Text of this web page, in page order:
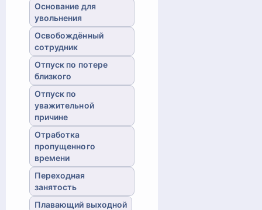
Основание для
увольнения
Освобождённый
сотрудник
Отпуск по потере
близкого
Отпуск по
уважительной
причине
Отработка
пропущенного
времени
Переходная
занятость
Плавающий выходной